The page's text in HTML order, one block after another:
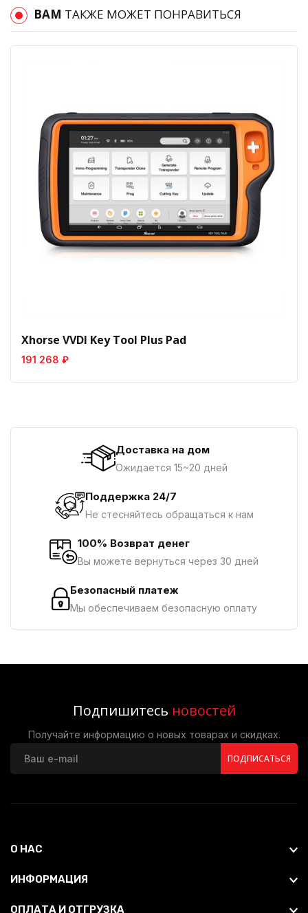
ВАМ ТАКЖЕ МОЖЕТ ПОНРАВИТЬСЯ
Xhorse VVDI Key Tool Plus Pad
191 268 ₽
Доставка на дом
Ожидается 15~20 дней
Поддержка 24/7
Не стесняйтесь обращаться к нам
100% Возврат денег
Вы можете вернуться через 30 дней
Безопасный платеж
Мы обеспечиваем безопасную оплату
Подпишитесь новостей
Получайте информацию о новых товарах и скидках.
ПОДПИСАТЬСЯ
О НАС
ИНФОРМАЦИЯ
ОПЛАТА И ОТГРУЗКА